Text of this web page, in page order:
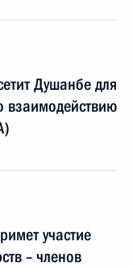
Душанбе для
взаимодействию
участие
– членов